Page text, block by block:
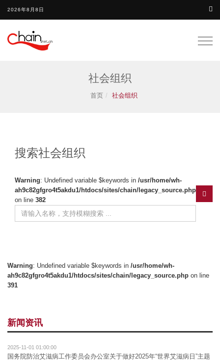
2026年8月8日
社会组织
首页 社会组织
搜索社会组织
Warning: Undefined variable $keywords in /usr/home/wh-
ah9c82gfgro4t5akdu1/htdocs/sites/chain/legacy_source.php
on line 382
Warning: Undefined variable $keywords in /usr/home/wh-
ah9c82gfgro4t5akdu1/htdocs/sites/chain/legacy_source.php on line
391
新闻资讯
2025-11-01 01:00:00
国务院防治艾滋病工作委员会办公室关于做好2025年“世界艾滋病日”主题